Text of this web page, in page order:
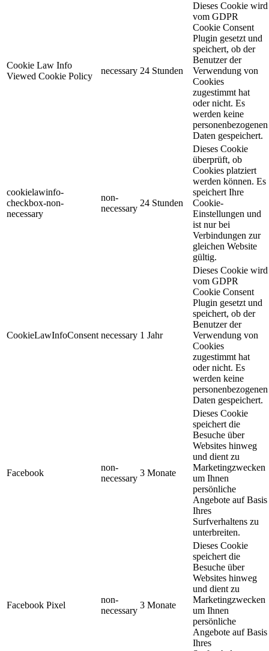
Cookie Law Info
Viewed Cookie Policy
necessary 24 Stunden
Dieses Cookie wird
vom GDPR
Cookie Consent
Plugin gesetzt und
speichert, ob der
Benutzer der
Verwendung von
Cookies
zugestimmt hat
oder nicht. Es
werden keine
personenbezogenen
Daten gespeichert.
cookielawinfo-
checkbox-non-
necessary
non-
necessary
24 Stunden
Dieses Cookie
überprüft, ob
Cookies platziert
werden können. Es
speichert Ihre
Cookie-
Einstellungen und
ist nur bei
Verbindungen zur
gleichen Website
gültig.
CookieLawInfoConsent necessary 1 Jahr
Dieses Cookie wird
vom GDPR
Cookie Consent
Plugin gesetzt und
speichert, ob der
Benutzer der
Verwendung von
Cookies
zugestimmt hat
oder nicht. Es
werden keine
personenbezogenen
Daten gespeichert.
Facebook
non-
necessary
3 Monate
Dieses Cookie
speichert die
Besuche über
Websites hinweg
und dient zu
Marketingzwecken
um Ihnen
persönliche
Angebote auf Basis
Ihres
Surfverhaltens zu
unterbreiten.
Facebook Pixel
non-
necessary
3 Monate
Dieses Cookie
speichert die
Besuche über
Websites hinweg
und dient zu
Marketingzwecken
um Ihnen
persönliche
Angebote auf Basis
Ihres